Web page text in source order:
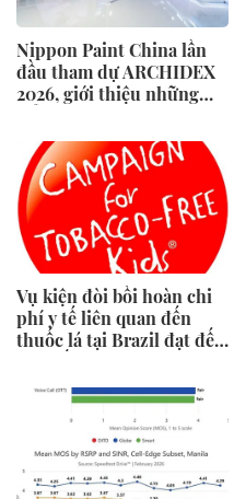
Nippon Paint China lần
đầu tham dự ARCHIDEX
2026, giới thiệu những
công nghiệp
Vụ kiện đòi bồi hoàn chi
phí y tế liên quan đến
thuốc lá tại Brazil đạt đến
tòa án chuẩn bị ra phán